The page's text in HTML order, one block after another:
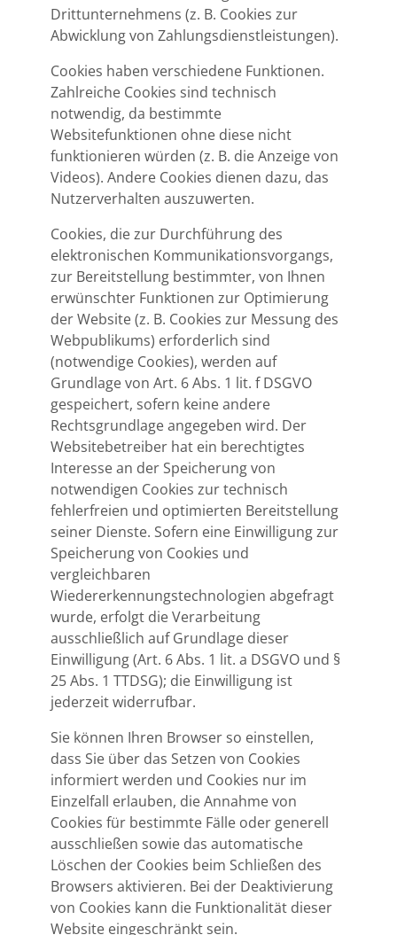
Drittunternehmens (z. B. Cookies zur
Abwicklung von Zahlungsdienstleistungen).
Cookies haben verschiedene Funktionen.
Zahlreiche Cookies sind technisch
notwendig, da bestimmte
Websitefunktionen ohne diese nicht
funktionieren würden (z. B. die Anzeige von
Videos). Andere Cookies dienen dazu, das
Nutzerverhalten auszuwerten.
Cookies, die zur Durchführung des
elektronischen Kommunikationsvorgangs,
zur Bereitstellung bestimmter, von Ihnen
erwünschter Funktionen zur Optimierung
der Website (z. B. Cookies zur Messung des
Webpublikums) erforderlich sind
(notwendige Cookies), werden auf
Grundlage von Art. 6 Abs. 1 lit. f DSGVO
gespeichert, sofern keine andere
Rechtsgrundlage angegeben wird. Der
Websitebetreiber hat ein berechtigtes
Interesse an der Speicherung von
notwendigen Cookies zur technisch
fehlerfreien und optimierten Bereitstellung
seiner Dienste. Sofern eine Einwilligung zur
Speicherung von Cookies und
vergleichbaren
Wiedererkennungstechnologien abgefragt
wurde, erfolgt die Verarbeitung
ausschließlich auf Grundlage dieser
Einwilligung (Art. 6 Abs. 1 lit. a DSGVO und §
25 Abs. 1 TTDSG); die Einwilligung ist
jederzeit widerrufbar.
Sie können Ihren Browser so einstellen,
dass Sie über das Setzen von Cookies
informiert werden und Cookies nur im
Einzelfall erlauben, die Annahme von
Cookies für bestimmte Fälle oder generell
ausschließen sowie das automatische
Löschen der Cookies beim Schließen des
Browsers aktivieren. Bei der Deaktivierung
von Cookies kann die Funktionalität dieser
Website eingeschränkt sein.